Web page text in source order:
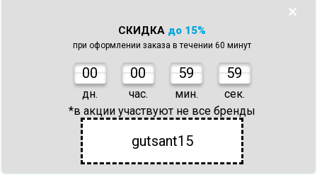
Раковина GX401-9 станет гармоничным дополнением
современного интерьера, а её эргономичная форма и простота
Все характеристики
Все характеристики
СКИДКА до 15%
при оформлении заказа в течении 60 минут
00
дн.
00
час.
59
мин.
59
сек.
*в акции участвуют не все бренды
gutsant15
×